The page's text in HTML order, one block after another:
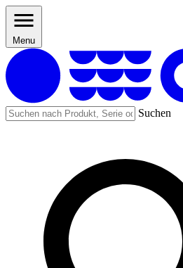
Menu
Suchen